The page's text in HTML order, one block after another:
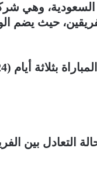
السعودية، وهي
45 دقيقة، وفي حالة